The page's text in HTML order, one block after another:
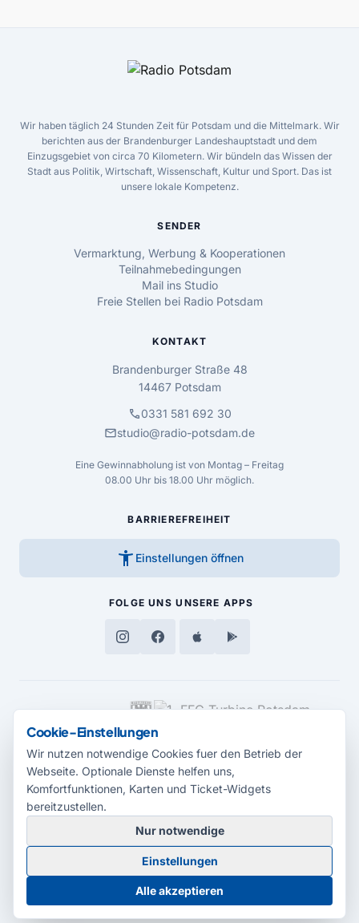
Wir haben täglich 24 Stunden Zeit für Potsdam und die Mittelmark. Wir
berichten aus der Brandenburger Landeshauptstadt und dem
Einzugsgebiet von circa 70 Kilometern. Wir bündeln das Wissen der
Stadt aus Politik, Wirtschaft, Wissenschaft, Kultur und Sport. Das ist
unsere lokale Kompetenz.
SENDER
Vermarktung, Werbung & Kooperationen
Teilnahmebedingungen
Mail ins Studio
Freie Stellen bei Radio Potsdam
KONTAKT
Brandenburger Straße 48
14467 Potsdam
call0331 581 692 30
mailstudio@radio-potsdam.de
Eine Gewinnabholung ist von Montag – Freitag
08.00 Uhr bis 18.00 Uhr möglich.
BARRIEREFREIHEIT
accessibility_new Einstellungen öffnen
FOLGE UNS UNSERE APPS
MEDIENPARTNER
© 2026 Radio Potsdam. Webseite entwickelt durch dieMedienagentur
Babelsberg
BarrierefreiheitserklärungAGBDatenschutzImpressum
Cookie-Einstellungen
Cookie-Einstellungen
Wir nutzen notwendige Cookies fuer den Betrieb der
Webseite. Optionale Dienste helfen uns,
Komfortfunktionen, Karten und Ticket-Widgets
bereitzustellen.
Nur notwendige
Einstellungen
Alle akzeptieren